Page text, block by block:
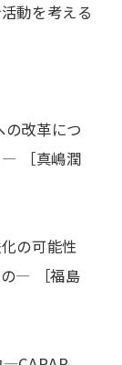
動を考える
改革につ
［真嶋潤
の可能性
― ［福島